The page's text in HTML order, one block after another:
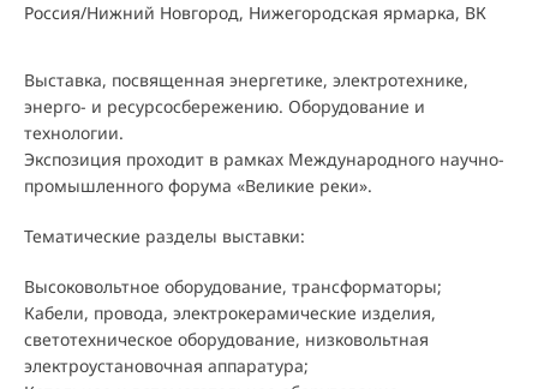
Россия/Нижний Новгород, Нижегородская ярмарка, ВК
Выставка, посвященная энергетике, электротехнике,
энерго- и ресурсосбережению. Оборудование и
технологии.
Экспозиция проходит в рамках Международного научно-
промышленного форума «Великие реки».
Тематические разделы выставки:
Высоковольтное оборудование, трансформаторы;
Кабели, провода, электрокерамические изделия,
светотехническое оборудование, низковольтная
электроустановочная аппаратура;